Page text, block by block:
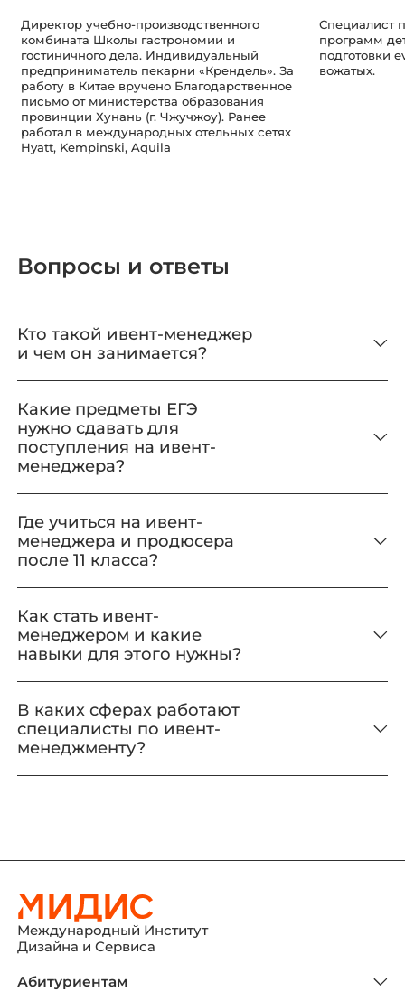
Директор учебно-производственного
комбината Школы гастрономии и
гостиничного дела. Индивидуальный
предприниматель пекарни «Крендель». За
работу в Китае вручено Благодарственное
письмо от министерства образования
провинции Хунань (г. Чжучжоу). Ранее
работал в международных отельных сетях
Hyatt, Kempinski, Aquila
Специалист
программ
подготовки
вожатых.
Вопросы и ответы
Кто такой ивент-менеджер
и чем он занимается?
Какие предметы ЕГЭ
нужно сдавать для
поступления на ивент-
менеджера?
Где учиться на ивент-
менеджера и продюсера
после 11 класса?
Как стать ивент-
менеджером и какие
навыки для этого нужны?
В каких сферах работают
специалисты по ивент-
менеджменту?
Международный Институт
Дизайна и Сервиса
Абитуриентам